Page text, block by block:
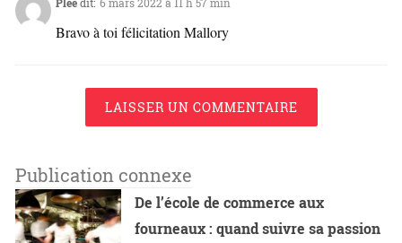
Bravo à toi félicitation Mallory
LAISSER UN COMMENTAIRE
Publication connexe
De l’école de commerce aux
fourneaux : quand suivre sa passion